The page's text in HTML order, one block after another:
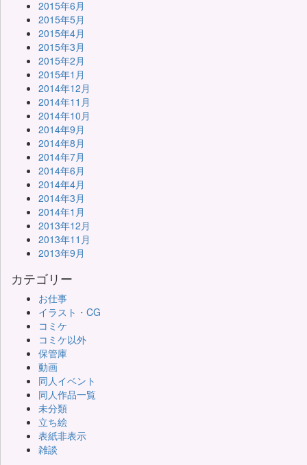
2015年6月
2015年5月
2015年4月
2015年3月
2015年2月
2015年1月
2014年12月
2014年11月
2014年10月
2014年9月
2014年8月
2014年7月
2014年6月
2014年4月
2014年3月
2014年1月
2013年12月
2013年11月
2013年9月
カテゴリー
お仕事
イラスト・CG
コミケ
コミケ以外
保管庫
動画
同人イベント
同人作品一覧
未分類
立ち絵
表紙非表示
雑談